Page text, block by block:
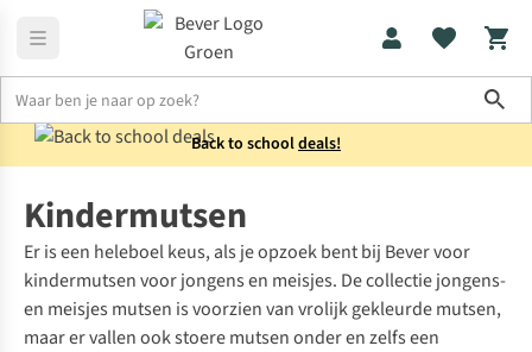
Back to schooldeals!
Mutsen
Kindermutsen
Er is een heleboel keus, als je opzoek bent bij Bever voor
kindermutsen voor jongens en meisjes. De collectie jongens-
en meisjes mutsen is voorzien van vrolijk gekleurde mutsen,
maar er vallen ook stoere mutsen onder en zelfs een